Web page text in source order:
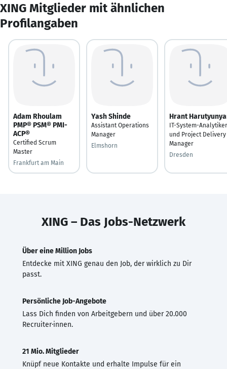
XING Mitglieder mit ähnlichen
Profilangaben
Adam Rhoulam
PMP® PSM® PMI-
ACP®
Certified Scrum
Master
Frankfurt am Main
Yash Shinde
Assistant Operations
Manager
Elmshorn
Hrant
IT-System-Analytiker
und Project Delivery
Manager
Dresden
XING – Das Jobs-Netzwerk
Über eine Million Jobs
Entdecke mit XING genau den Job, der wirklich zu Dir
passt.
Persönliche Job-Angebote
Lass Dich finden von Arbeitgebern und über 20.000
Recruiter·innen.
21 Mio. Mitglieder
Knüpf neue Kontakte und erhalte Impulse für ein